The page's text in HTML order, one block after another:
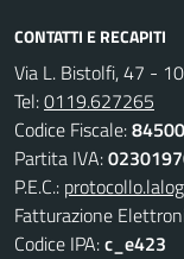
CONTATTI E RECAPITI
Via L. Bistolfi, 47 -
Tel:0119.627265
Codice Fiscale:
Partita IVA:
P.E.C.:
Fatturazione
Codice IPA:c_e423